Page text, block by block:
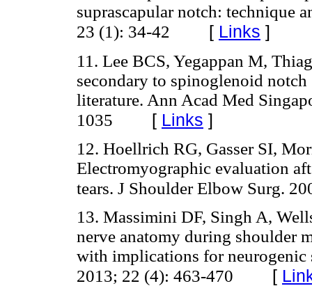
suprascapular notch: technique
23 (1): 34-42 [ Links ]
11. Lee BCS, Yegappan M,
secondary to spinoglenoid
literature. Ann Acad Med
1035 [ Links ]
12. Hoellrich RG, Gasser SI,
Electromyographic evaluation
tears. J Shoulder Elbow Surg.
13. Massimini DF, Singh A,
nerve anatomy during shoulder
with implications for neurogenic
2013; 22 (4): 463-470 [